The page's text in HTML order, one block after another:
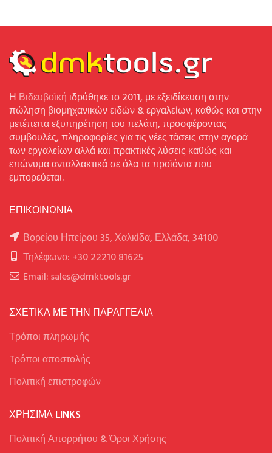
Η Βιδευβοϊκή ιδρύθηκε το 2011, με εξειδίκευση στην
πώληση βιομηχανικών ειδών & εργαλείων, καθώς και στην
μετέπειτα εξυπηρέτηση του πελάτη, προσφέροντας
συμβουλές, πληροφορίες για τις νέες τάσεις στην αγορά
των εργαλείων αλλά και πρακτικές λύσεις καθώς και
επώνυμα ανταλλακτικά σε όλα τα προϊόντα που
εμπορεύεται.
ΕΠΙΚΟΙΝΩΝΙΑ
Βορείου Ηπείρου 35, Χαλκίδα, Ελλάδα, 34100
Τηλέφωνο: +30 22210 81625
Email: sales@dmktools.gr
ΣΧΕΤΙΚΑ ΜΕ ΤΗΝ ΠΑΡΑΓΓΕΛΙΑ
Τρόποι πληρωμής
Tρόποι αποστολής
Πολιτική επιστροφών
ΧΡΉΣΙΜΑ LINKS
Πολιτική Απορρήτου & Όροι Χρήσης